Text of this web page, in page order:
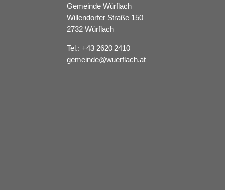
Gemeinde Würflach
Willendorfer Straße 150
2732 Würflach
Tel.:+43 2620 2410
gemeinde@wuerflach.at